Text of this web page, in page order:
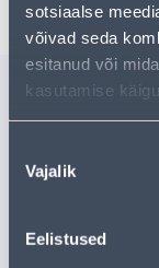
sotsiaalse
võivad seda
esitanud või
kasutamise
valik
Vajalik
Eelistused
Sarnased tooted